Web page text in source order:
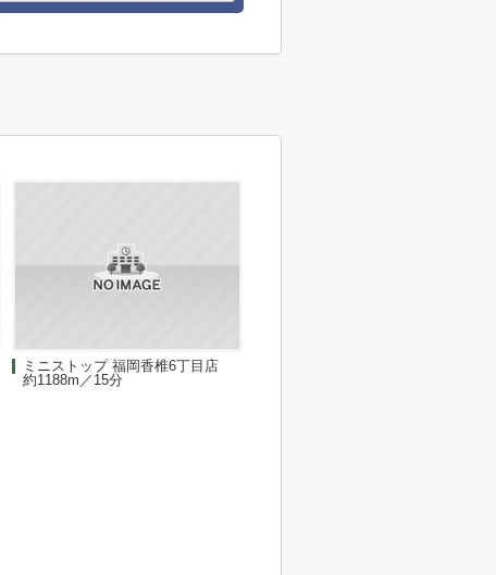
ミニストップ 福岡香椎6丁目店
約1188m／15分